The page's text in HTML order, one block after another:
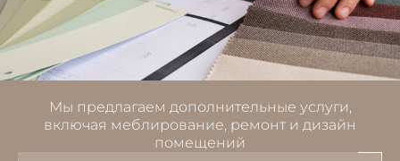
Мы предлагаем дополнительные услуги,
включая меблирование, ремонт и дизайн
помещений